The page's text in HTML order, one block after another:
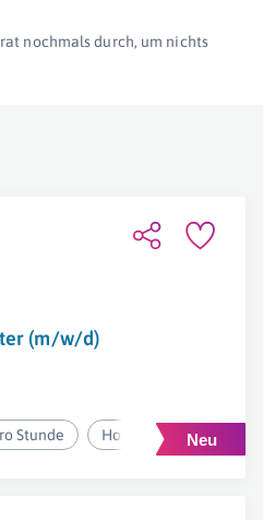
nochmals durch, um nichts
(m/w/d)
Stunde Homeoffice